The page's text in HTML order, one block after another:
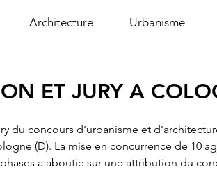
Architecture Urbanisme
ET JURY A
du concours d’urbanisme et
(D). La mise en concurrence de 10
a aboutie sur une attribution du